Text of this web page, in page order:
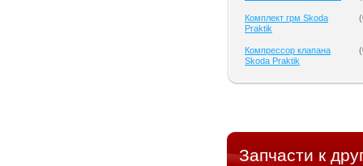
Комплект грм Skoda
Praktik
(
Компрессор клапана
Skoda Praktik
(
Запчасти к